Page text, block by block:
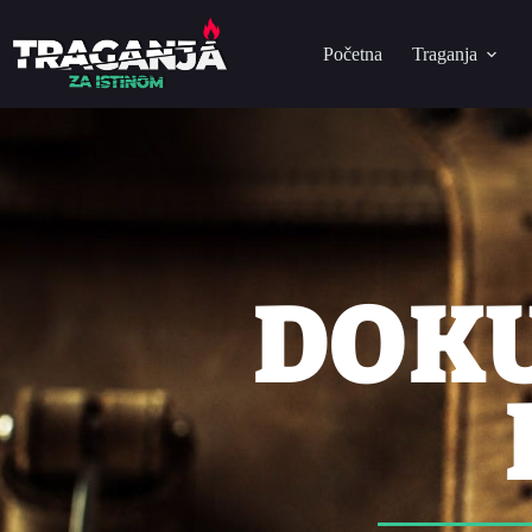
Početna Traganja